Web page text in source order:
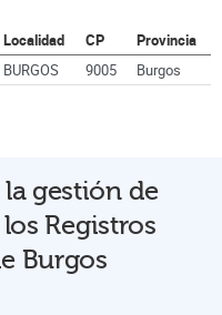
Localidad CP
Provincia
BURGOS 9005 Burgos
gestión de
Registros
Burgos